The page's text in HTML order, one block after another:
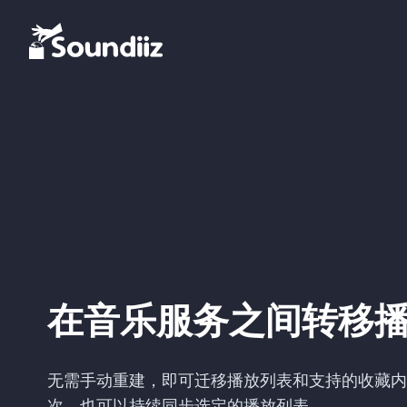
在音乐服务之间转移
无需手动重建，即可迁移播放列表和支持的收藏